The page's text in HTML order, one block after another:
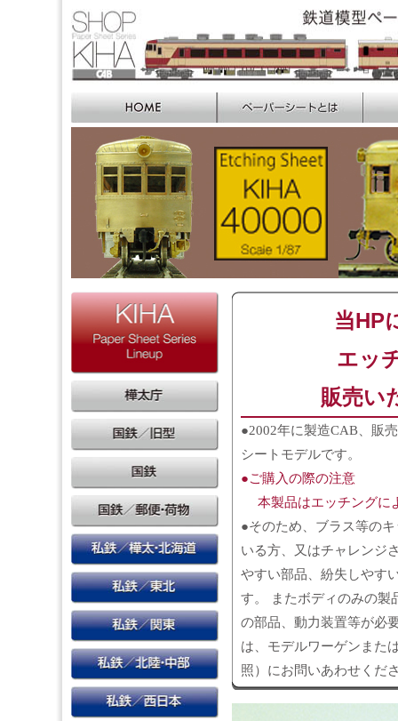
当HP
エッ
販売い
●2002年に製造CAB、販
シートモデルです。
●ご購入の際の注意
本製品はエッチングに
●そのため、ブラス等の
いる方、又はチャレンジ
やすい部品、紛失しやす
す。 またボディのみの製
の部品、動力装置等が必
は、モデルワーゲンまた
照）にお問いあわせくだ